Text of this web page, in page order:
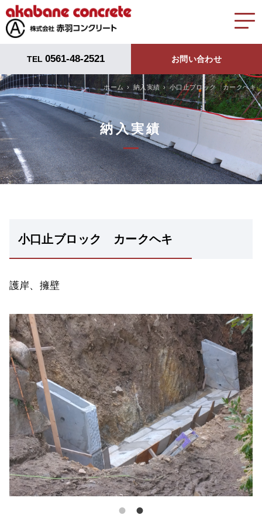
TEL 0561-48-2521 お問い合わせ
ホーム 納入実績 小口止ブロック カークヘキ
納入実績
小口止ブロック カークヘキ
護岸、擁壁